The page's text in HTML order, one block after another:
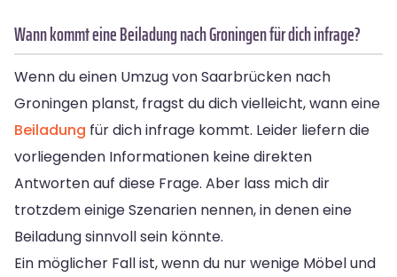
Wann kommt eine Beiladung nach Groningen für dich infrage?
Wenn du einen Umzug von Saarbrücken nach
Groningen planst, fragst du dich vielleicht, wann eine
Beiladung für dich infrage kommt. Leider liefern die
vorliegenden Informationen keine direkten
Antworten auf diese Frage. Aber lass mich dir
trotzdem einige Szenarien nennen, in denen eine
Beiladung sinnvoll sein könnte.
Ein möglicher Fall ist, wenn du nur wenige Möbel und